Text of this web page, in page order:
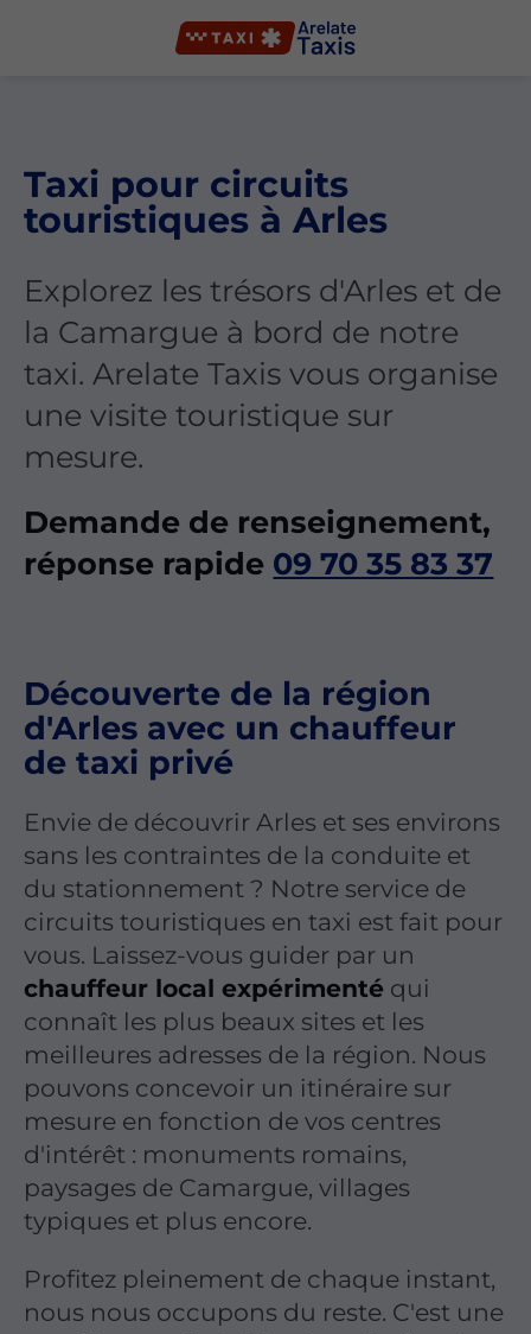
Taxi pour circuits
touristiques à Arles
Explorez les trésors d'Arles et de
la Camargue à bord de notre
taxi. Arelate Taxis vous organise
une visite touristique sur
mesure.
Demande de renseignement,
réponse rapide 09 70 35 83 37
Découverte de la région
d'Arles avec un chauffeur
de taxi privé
Envie de découvrir Arles et ses environs
sans les contraintes de la conduite et
du stationnement ? Notre service de
circuits touristiques en taxi est fait pour
vous. Laissez-vous guider par un
chauffeur local expérimenté qui
connaît les plus beaux sites et les
meilleures adresses de la région. Nous
pouvons concevoir un itinéraire sur
mesure en fonction de vos centres
d'intérêt : monuments romains,
paysages de Camargue, villages
typiques et plus encore.
Profitez pleinement de chaque instant,
nous nous occupons du reste. C'est une